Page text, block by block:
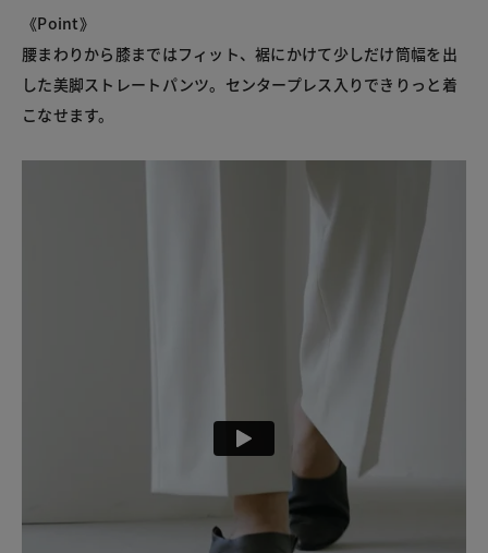
《Point》
腰まわりから膝まではフィット、裾にかけて少しだけ筒幅を出
した美脚ストレートパンツ。センタープレス入りできりっと着
こなせます。